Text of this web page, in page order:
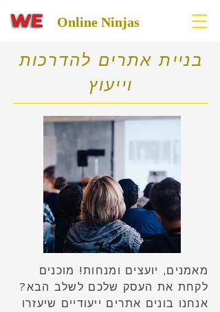
Online Ninjas
בניית אתרים להדרכות
וייעוץ
מאמנים, יועצים ומנחות! מוכנים
לקחת את העסק שלכם לשלב הבא?
אנחנו בונים אתרים ייעודיים שיעזרו